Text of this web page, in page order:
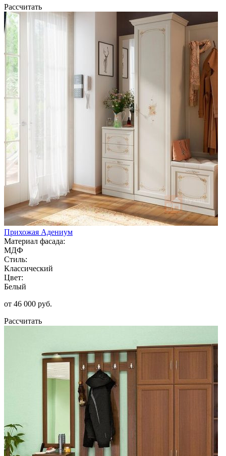
Рассчитать
Прихожая Адениум
Материал фасада:
МДФ
Стиль:
Классический
Цвет:
Белый
от 46 000 руб.
Рассчитать